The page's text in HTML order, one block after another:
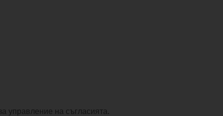
управление на съгласията.